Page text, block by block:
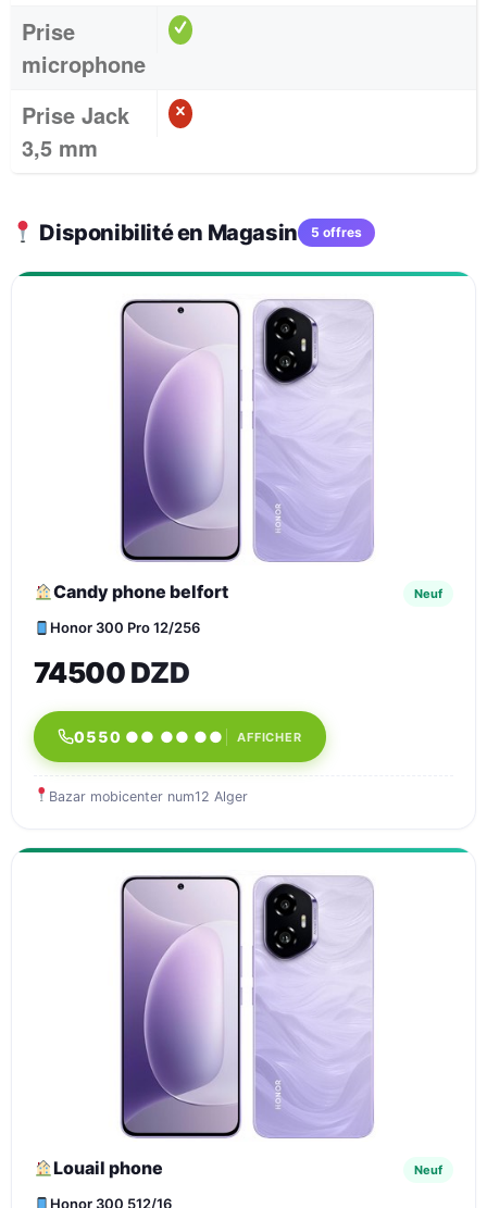
Prise
microphone
Prise Jack
3,5 mm
Disponibilité en Magasin 5 offres
Candy phone belfort Neuf
Honor 300 Pro 12/256
74500 DZD
0550 ●● ●● ●● AFFICHER
Bazar mobicenter num12 Alger
Louail phone Neuf
Honor 300 512/16